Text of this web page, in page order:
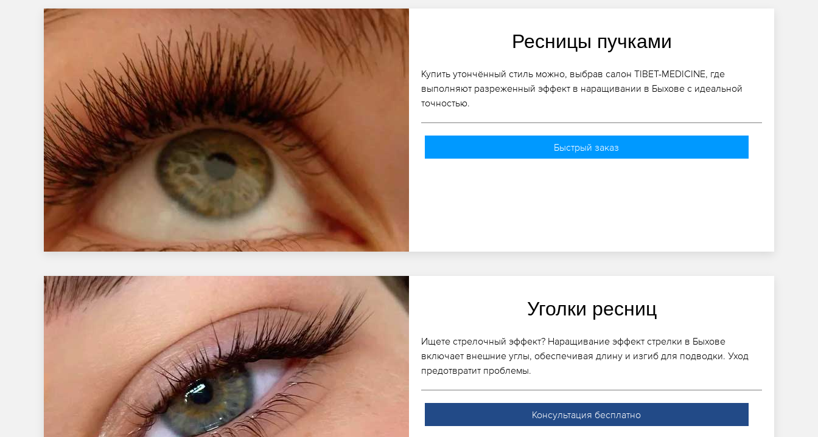
Ресницы пучками
Купить утончённый стиль можно, выбрав салон TIBET-MEDICINE, где
выполняют разреженный эффект в наращивании в Быхове с идеальной
точностью.
Быстрый заказ
Уголки ресниц
Ищете стрелочный эффект? Наращивание эффект стрелки в Быхове
включает внешние углы, обеспечивая длину и изгиб для подводки. Уход
предотвратит проблемы.
Консультация бесплатно